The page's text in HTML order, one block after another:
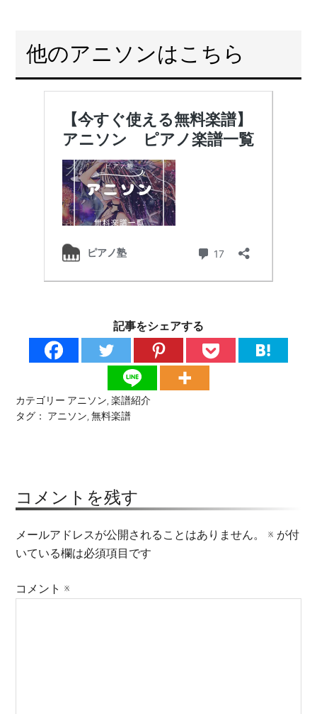
他のアニソンはこちら
記事をシェアする
カテゴリー アニソン ,楽譜紹介
タグ： アニソン ,無料楽譜
コメントを残す
メールアドレスが公開されることはありません。 ※ が付
いている欄は必須項目です
コメント ※